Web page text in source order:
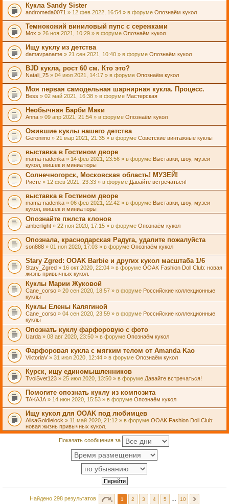
Кукла Sandy Sister
andromeda0071 » 12 фев 2022, 16:54 » в форуме Опознаём кукол
Темнокожий виниловый пупс с сережками
Mox » 26 ноя 2021, 10:29 » в форуме Опознаём кукол
Ищу куклу из детства
damavpaname » 21 сен 2021, 10:40 » в форуме Опознаём кукол
BJD кукла, рост 60 см. Кто это?
Natali_75 » 04 июл 2021, 14:17 » в форуме Опознаём кукол
Моя первая самодельная шарнирная кукла. Процесс.
Bess » 02 май 2021, 16:38 » в форуме Мастерская
Необычная Барби Маки
Anna » 09 апр 2021, 21:54 » в форуме Опознаём кукол
Ожившие куклы нашего детства
Geronimo » 21 мар 2021, 21:35 » в форуме Советские винтажные куклы
выставка в Гостином дворе
mama-nadenka » 14 фев 2021, 23:56 » в форуме Выставки, шоу, музеи
кукол, мишек и миниатюры
Солнечногорск, Московская область! МУЗЕЙ!
Ристе » 12 фев 2021, 23:33 » в форуме Давайте встречаться!
выставка в Гостином дворе
mama-nadenka » 06 фев 2021, 22:42 » в форуме Выставки, шоу, музеи
кукол, мишек и миниатюры
Опознайте пжлста клонов
amberlight » 22 ноя 2020, 17:15 » в форуме Опознаём кукол
Опознала, краснодарская Радуга, удалите пожалуйста
son888 » 01 ноя 2020, 17:03 » в форуме Опознаём кукол
Stary Zgred: OOAK Barbie и других кукол масштаба 1/6
Stary_Zgred » 16 окт 2020, 22:04 » в форуме OOAK Fashion Doll Club: новая
жизнь привычных кукол.
Куклы Марии Жуковой
Cane_corso » 20 сен 2020, 18:57 » в форуме Российские коллекционные
куклы
Куклы Елены Калягиной
Cane_corso » 04 сен 2020, 23:59 » в форуме Российские коллекционные
куклы
Опознать куклу фарфоровую с фото
Uarda » 08 авг 2020, 23:50 » в форуме Опознаём кукол
Фарфоровая кукла с мягким телом от Amanda Kao
ViktoriaV» 31 июл 2020, 12:44 » в форуме Опознаём кукол
Курск, ищу единомышленников
TvoiSvet123 » 25 июл 2020, 13:50 » в форуме Давайте встречаться!
Помогите опознать куклу из композита
TAKAJA » 14 июн 2020, 15:53 » в форуме Опознаём кукол
Ищу кукол для OOAK под любимцев
AlisaGoldielock » 11 май 2020, 21:12 » в форуме OOAK Fashion Doll Club:
новая жизнь привычных кукол.
Показать сообщения за
Найдено 298 результатов 1 2 3 4 5 10